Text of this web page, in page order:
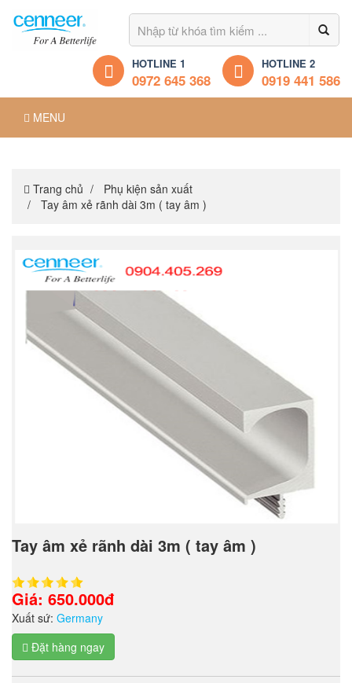
HOTLINE 1
0972 645 368
HOTLINE 2
0919 441 586
MENU
Trang chủ
Phụ kiện sản xuất
Tay âm xẻ rãnh dài 3m ( tay âm )
Tay âm xẻ rãnh dài 3m ( tay âm )
Giá: 650.000đ
Xuất sứ: Germany
Đặt hàng ngay